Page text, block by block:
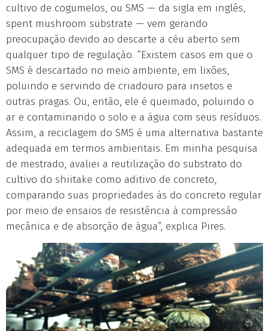
cultivo de cogumelos, ou SMS — da sigla em inglês,
spent mushroom substrate — vem gerando
preocupação devido ao descarte a céu aberto sem
qualquer tipo de regulação. “Existem casos em que o
SMS é descartado no meio ambiente, em lixões,
poluindo e servindo de criadouro para insetos e
outras pragas. Ou, então, ele é queimado, poluindo o
ar e contaminando o solo e a água com seus resíduos.
Assim, a reciclagem do SMS é uma alternativa bastante
adequada em termos ambientais. Em minha pesquisa
de mestrado, avaliei a reutilização do substrato do
cultivo do shiitake como aditivo de concreto,
comparando suas propriedades às do concreto regular
por meio de ensaios de resistência à compressão
mecânica e de absorção de água”, explica Pires.